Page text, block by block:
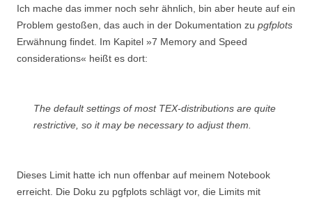
Ich mache das immer noch sehr ähnlich, bin aber heute auf ein
Problem gestoßen, das auch in der Dokumentation zu pgfplots
Erwähnung findet. Im Kapitel »7 Memory and Speed
considerations« heißt es dort:
The default settings of most TEX-distributions are quite
restrictive, so it may be necessary to adjust them.
Dieses Limit hatte ich nun offenbar auf meinem Notebook
erreicht. Die Doku zu pgfplots schlägt vor, die Limits mit